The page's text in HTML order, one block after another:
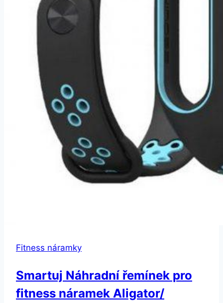
Fitness náramky
Smartuj Náhradní řemínek pro
fitness náramek Aligator/